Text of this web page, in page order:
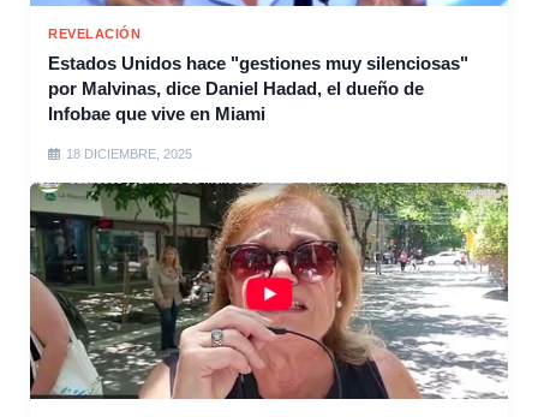
REVELACIÓN
Estados Unidos hace "gestiones muy silenciosas"
por Malvinas, dice Daniel Hadad, el dueño de
Infobae que vive en Miami
18 DICIEMBRE, 2025